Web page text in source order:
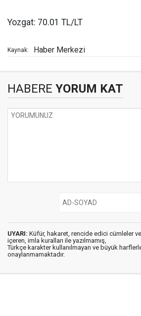
Yozgat: 70.01 TL/LT
Kaynak: Haber Merkezi
HABERE YORUM KAT
UYARI: Küfür, hakaret, rencide edici cümleler
içeren, imla kuralları ile yazılmamış,
Türkçe karakter kullanılmayan ve büyük
onaylanmamaktadır.